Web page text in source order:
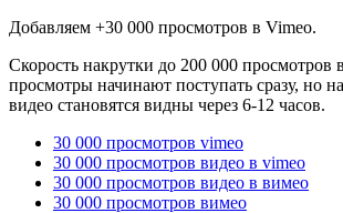
Добавляем +30 000 просмотров в Vimeo.
Скорость накрутки до 200 000 просмотров
просмотры начинают поступать сразу, но
видео становятся видны через 6-12 часов.
30 000 просмотров vimeo
30 000 просмотров видео в vimeo
30 000 просмотров видео в вимео
30 000 просмотров вимео